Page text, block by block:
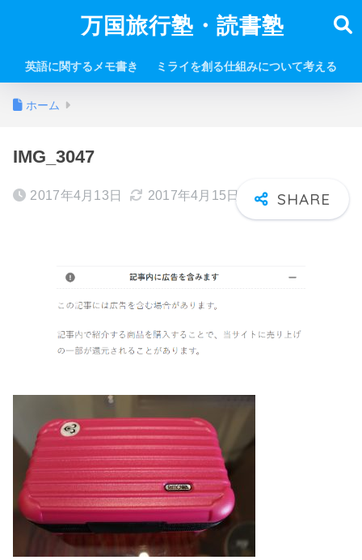
万国旅行塾・読書塾
英語に関するメモ書き ミライを創る仕組みについて考える
ホーム
IMG_3047
2017年4月13日 2017年4月15日